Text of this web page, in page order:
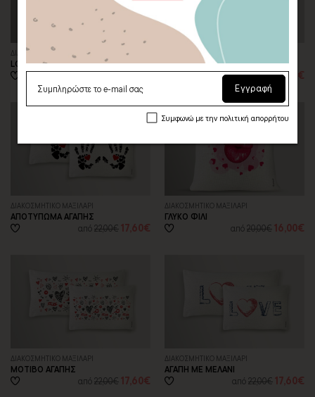
ΔΙΑΚΟΣΜΗΤΙΚΟ ΜΑΞΙΛΑΡΙ
LOVE GRAFFITI
από20,00€16,00€
ΔΙΑΚΟΣΜΗΤΙΚΟ ΜΑΞΙΛΑΡΙ
ΤΡΙΛΙΖΑ ΕΡΩΤΑ
από20,00€16,00€
ΔΙΑΚΟΣΜΗΤΙΚΟ ΜΑΞΙΛΑΡΙ
ΑΠΟΤΥΠΩΜΑ ΑΓΑΠΗΣ
από22,00€ 17,60€
ΔΙΑΚΟΣΜΗΤΙΚΟ ΜΑΞΙΛΑΡΙ
ΓΛΥΚΟ ΦΙΛΙ
από20,00€ 16,00€
ΔΙΑΚΟΣΜΗΤΙΚΟ ΜΑΞΙΛΑΡΙ
ΜΟΤΙΒΟ ΑΓΑΠΗΣ
από22,00€ 17,60€
ΔΙΑΚΟΣΜΗΤΙΚΟ ΜΑΞΙΛΑΡΙ
ΑΓΑΠΗ ΜΕ ΜΕΛΑΝΙ
από22,00€ 17,60€
Εγγραφή
Συμφωνώ με την πολιτική απορρήτου